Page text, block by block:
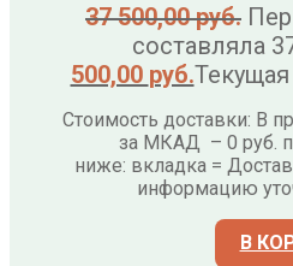
37 500,00руб.
составляла
500,00 руб.Текущая
Стоимость доставки: В
за МКАД – 0 руб.
ниже: вкладка =
информацию
В